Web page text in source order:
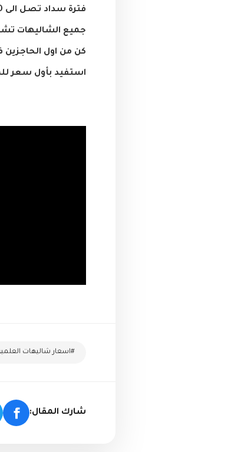
فترة سداد تصل الى 10 سنوات بدون فوائد نهائي
جميع الشاليهات
كن من اول الحاجزين
استفيد بأول سعر
#اسعار شاليهات
شارك المقال: